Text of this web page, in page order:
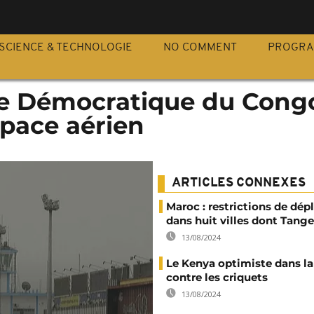
SCIENCE & TECHNOLOGIE NO COMMENT
Démocratique du
aérien
ARTICLES CONNEXES
Maroc : restrictions de
dans huit villes dont
13/08/2024
Le Kenya optimiste dans
contre les criquets
13/08/2024